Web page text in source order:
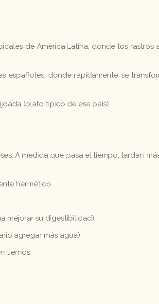
de América Latina, donde los rastros
donde rápidamente se
(plato tipico de ese país).
A medida que pasa el tiempo; tardan
hermético.
mejorar su digestibilidad).
agregar más agua).
tiernos.